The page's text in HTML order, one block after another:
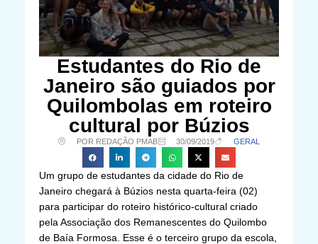
Estudantes do Rio de
Janeiro são guiados por
Quilombolas em roteiro
cultural por Búzios
POR REDAÇÃO PMAB 30/09/2019 GERAL
Um grupo de estudantes da cidade do Rio de
Janeiro chegará à Búzios nesta quarta-feira (02)
para participar do roteiro histórico-cultural criado
pela Associação dos Remanescentes do Quilombo
de Baía Formosa. Esse é o terceiro grupo da escola,